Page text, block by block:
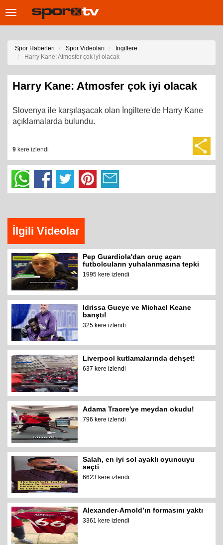
Toggle
Spor Haberleri Spor Videoları
İngiltere
Harry Kane: Atmosfer çok iyi olacak
Harry Kane: Atmosfer çok iyi olacak
Slovenya ile karşılaşacak olan İngiltere'de Harry Kane
açıklamalarda bulundu.
9 kere izlendi
İlgili Videolar
Pep Guardiola'dan oruç açan
futbolcuların yuhalanmasına tepki
1995 kere izlendi
Idrissa Gueye ve Michael Keane
barıştı!
325 kere izlendi
Liverpool kutlamalarında dehşet!
637 kere izlendi
Adama Traore'ye meydan okudu!
796 kere izlendi
Salah, en iyi sol ayaklı oyuncuyu
seçti
6623 kere izlendi
Alexander-Arnold’ın formasını yaktı
3361 kere izlendi